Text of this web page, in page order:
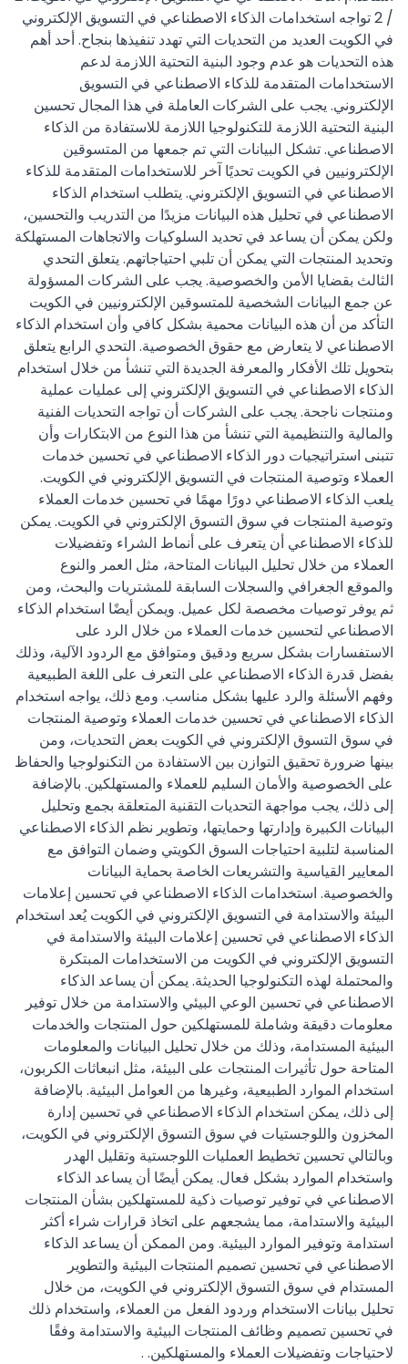
/ 2 تواجه استخدامات الذكاء الاصطناعي في التسويق الإلكتروني
في الكويت العديد من التحديات التي تهدد تنفيذها بنجاح. أحد أهم
هذه التحديات هو عدم وجود البنية التحتية اللازمة لدعم
الاستخدامات المتقدمة للذكاء الاصطناعي في التسويق
الإلكتروني. يجب على الشركات العاملة في هذا المجال تحسين
البنية التحتية اللازمة للتكنولوجيا اللازمة للاستفادة من الذكاء
الاصطناعي. تشكل البيانات التي تم جمعها من المتسوقين
الإلكترونيين في الكويت تحديًا آخر للاستخدامات المتقدمة للذكاء
الاصطناعي في التسويق الإلكتروني. يتطلب استخدام الذكاء
الاصطناعي في تحليل هذه البيانات مزيدًا من التدريب والتحسين،
ولكن يمكن أن يساعد في تحديد السلوكيات والاتجاهات المستهلكة
وتحديد المنتجات التي يمكن أن تلبي احتياجاتهم. يتعلق التحدي
الثالث بقضايا الأمن والخصوصية. يجب على الشركات المسؤولة
عن جمع البيانات الشخصية للمتسوقين الإلكترونيين في الكويت
التأكد من أن هذه البيانات محمية بشكل كافي وأن استخدام الذكاء
الاصطناعي لا يتعارض مع حقوق الخصوصية. التحدي الرابع يتعلق
بتحويل تلك الأفكار والمعرفة الجديدة التي تنشأ من خلال استخدام
الذكاء الاصطناعي في التسويق الإلكتروني إلى عمليات عملية
ومنتجات ناجحة. يجب على الشركات أن تواجه التحديات الفنية
والمالية والتنظيمية التي تنشأ من هذا النوع من الابتكارات وأن
تتبنى استراتيجيات دور الذكاء الاصطناعي في تحسين خدمات
العملاء وتوصية المنتجات في التسويق الإلكتروني في الكويت.
يلعب الذكاء الاصطناعي دورًا مهمًا في تحسين خدمات العملاء
وتوصية المنتجات في سوق التسوق الإلكتروني في الكويت. يمكن
للذكاء الاصطناعي أن يتعرف على أنماط الشراء وتفضيلات
العملاء من خلال تحليل البيانات المتاحة، مثل العمر والنوع
والموقع الجغرافي والسجلات السابقة للمشتريات والبحث، ومن
ثم يوفر توصيات مخصصة لكل عميل. ويمكن أيضًا استخدام الذكاء
الاصطناعي لتحسين خدمات العملاء من خلال الرد على
الاستفسارات بشكل سريع ودقيق ومتوافق مع الردود الآلية، وذلك
بفضل قدرة الذكاء الاصطناعي على التعرف على اللغة الطبيعية
وفهم الأسئلة والرد عليها بشكل مناسب. ومع ذلك، يواجه استخدام
الذكاء الاصطناعي في تحسين خدمات العملاء وتوصية المنتجات
في سوق التسوق الإلكتروني في الكويت بعض التحديات، ومن
بينها ضرورة تحقيق التوازن بين الاستفادة من التكنولوجيا والحفاظ
على الخصوصية والأمان السليم للعملاء والمستهلكين. بالإضافة
إلى ذلك، يجب مواجهة التحديات التقنية المتعلقة بجمع وتحليل
البيانات الكبيرة وإدارتها وحمايتها، وتطوير نظم الذكاء الاصطناعي
المناسبة لتلبية احتياجات السوق الكويتي وضمان التوافق مع
المعايير القياسية والتشريعات الخاصة بحماية البيانات
والخصوصية. استخدامات الذكاء الاصطناعي في تحسين إعلامات
البيئة والاستدامة في التسويق الإلكتروني في الكويت يُعد استخدام
الذكاء الاصطناعي في تحسين إعلامات البيئة والاستدامة في
التسويق الإلكتروني في الكويت من الاستخدامات المبتكرة
والمحتملة لهذه التكنولوجيا الحديثة. يمكن أن يساعد الذكاء
الاصطناعي في تحسين الوعي البيئي والاستدامة من خلال توفير
معلومات دقيقة وشاملة للمستهلكين حول المنتجات والخدمات
البيئية المستدامة، وذلك من خلال تحليل البيانات والمعلومات
المتاحة حول تأثيرات المنتجات على البيئة، مثل انبعاثات الكربون،
استخدام الموارد الطبيعية، وغيرها من العوامل البيئية. بالإضافة
إلى ذلك، يمكن استخدام الذكاء الاصطناعي في تحسين إدارة
المخزون واللوجستيات في سوق التسوق الإلكتروني في الكويت،
وبالتالي تحسين تخطيط العمليات اللوجستية وتقليل الهدر
واستخدام الموارد بشكل فعال. يمكن أيضًا أن يساعد الذكاء
الاصطناعي في توفير توصيات ذكية للمستهلكين بشأن المنتجات
البيئية والاستدامة، مما يشجعهم على اتخاذ قرارات شراء أكثر
استدامة وتوفير الموارد البيئية. ومن الممكن أن يساعد الذكاء
الاصطناعي في تحسين تصميم المنتجات البيئية والتطوير
المستدام في سوق التسوق الإلكتروني في الكويت، من خلال
تحليل بيانات الاستخدام وردود الفعل من العملاء، واستخدام ذلك
في تحسين تصميم وظائف المنتجات البيئية والاستدامة وفقًا
لاحتياجات وتفضيلات العملاء والمستهلكين. .